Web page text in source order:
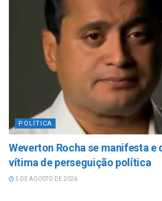
POLÍTICA
Weverton Rocha se manifesta e
vítima de perseguição política
5 DE AGOSTO DE 2026